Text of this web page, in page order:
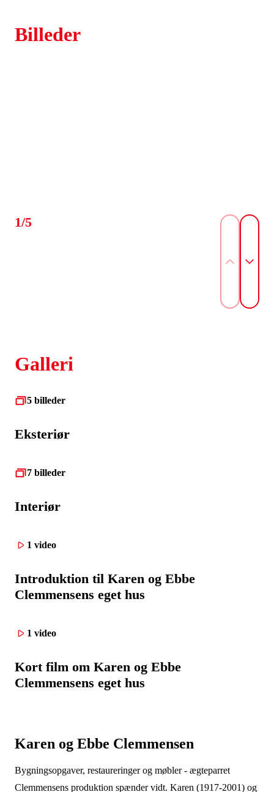
Billeder
1/5
Galleri
5 billeder
Eksteriør
7 billeder
Interiør
1 video
Introduktion til Karen og Ebbe
Clemmensens eget hus
1 video
Kort film om Karen og Ebbe
Clemmensens eget hus
Karen og Ebbe Clemmensen
Bygningsopgaver, restaureringer og møbler - ægteparret
Clemmensens produktion spænder vidt. Karen (1917-2001) og